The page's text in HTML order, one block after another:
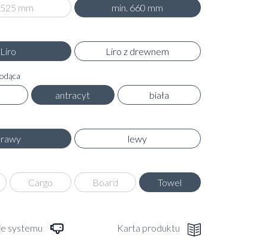
mm min. 660 mm
Liro Liro z drewnem
antracyt biała
lewy
Cargo Board Towel
Karta produktu
systemu